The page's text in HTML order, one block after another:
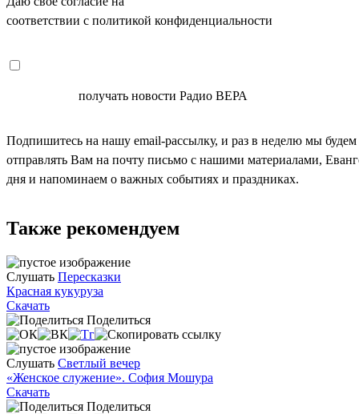
соответствии с политикой конфиденциальности
получать новости Радио ВЕРА
Подпишитесь на нашу email-рассылку, и раз в неделю мы будем
отправлять Вам на почту письмо с нашими материалами,
дня и напоминаем о важных событиях и праздниках.
Также рекомендуем
Слушать Пересказки
Красная кукуруза
Скачать
Поделиться
Слушать Светлый вечер
«Женское служение». София Мошура
Скачать
Поделиться